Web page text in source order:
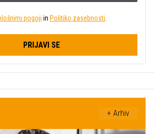
pogoji in Politiko zasebnosti
PRIJAVI SE
+ Arhiv